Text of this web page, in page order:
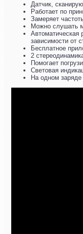
Датчик,
Работает по
Замеряет
Можно слушать
Автоматическая
зависимости от
Бесплатное
2
Помогает
Световая
На одном заряде